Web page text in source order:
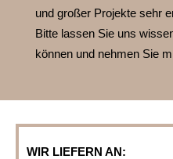
und großer Projekte sehr
Bitte lassen Sie uns
können und nehmen Sie
WIR LIEFERN AN: